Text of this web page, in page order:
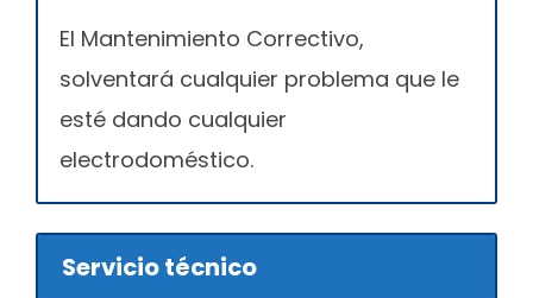
El Mantenimiento Correctivo,
solventará cualquier problema que le
esté dando cualquier
electrodoméstico.
Servicio técnico